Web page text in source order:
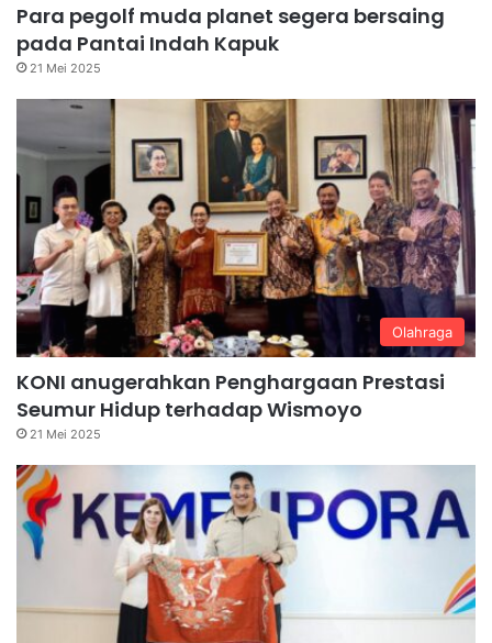
Para pegolf muda planet segera bersaing
pada Pantai Indah Kapuk
21 Mei 2025
Olahraga
KONI anugerahkan Penghargaan Prestasi
Seumur Hidup terhadap Wismoyo
21 Mei 2025